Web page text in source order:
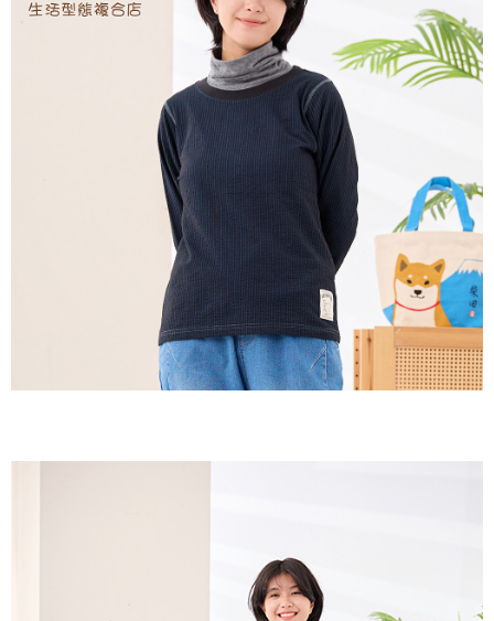
１．於結帳方式選擇「AFTEE先享後付」後，將跳轉至「AFTEE先享後付」
結帳頁面，進行簡訊認證並確認金額後，即可完成結帳。
２．訂單成立數日內，您將收到繳費通知簡訊。
３．收到繳費通知簡訊後14天內，點擊此簡訊中的連結，可透過四大超商／
ATM／網路銀行／等多元方式進行付款，方視為交易完成。
※ 請注意：結帳手續完成當下不需立刻繳費，但若您需要取消訂單，請聯絡
購買商品的店家。未經商家同意取消之訂單仍視為有效，需透過AFTEE先享
※ 交易是否成功請以「AFTEE先享後付 」之結帳頁面顯示為準，若有關於
是否繳費成功／繳費後需取消欲退款等相關疑問，請聯繫「AFTEE先享後付
https://netprotections.freshdesk.com/support/home
１．透過由恩沛科技股份有限公司提供之「AFTEE先享後付」服務完成之交
易，需依本服務之必要範圍內提供個人資料，並將交易相關給付款項請求債
權轉讓予恩沛科技股份有限公司。
２．關於個人資料處理事宜，請瀏覽以下網址：
https://aftee.tw/terms/#terms3
３．未成年的使用者請事先徵得法定代理人或監護人之同意方可使用
「AFTEE先享後付」，若未經同意申辦者引起之損失，本公司不負相關責
每筆NT$60，滿NT$1,800(含以上)免運費
每筆NT$60，滿NT$2,000(含以上)免運費
每筆NT$60，滿NT$2,000(含以上)免運費
黑貓宅急便(包裹尺寸60cm以下)
每筆NT$100，滿NT$2,000(含以上)免運費
黑貓宅急便(包裹尺寸90cm以下)
每筆NT$140，滿NT$2,000(含以上)免運費